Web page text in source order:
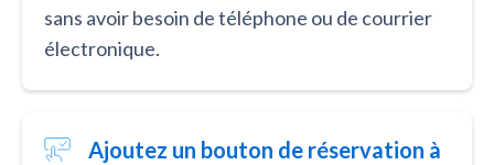
sans avoir besoin de téléphone ou de courrier
électronique.
Ajoutez un bouton de réservation à